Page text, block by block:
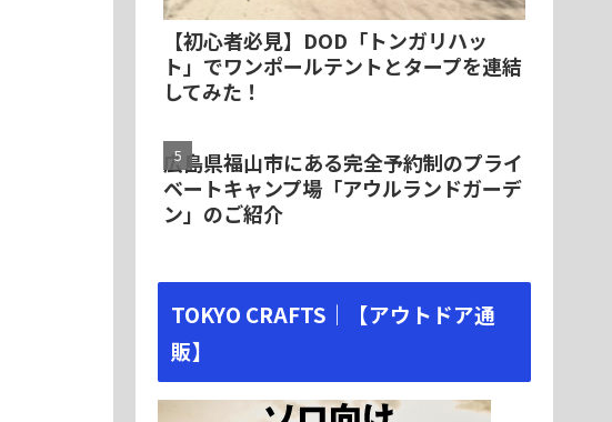
【初心者必見】DOD「トンガリハッ
ト」でワンポールテントとタープを連結
してみた！
広島県福山市にある完全予約制のプライ
ベートキャンプ場「アウルランドガーデ
ン」のご紹介
TOKYO CRAFTS｜【アウトドア通
販】